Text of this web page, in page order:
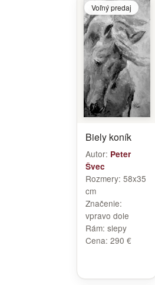
Voľný predaj
Biely koník
Autor: Peter
Švec
Rozmery: 58x35
cm
Značenie:
vpravo dole
Rám: slepy
Cena: 290 €